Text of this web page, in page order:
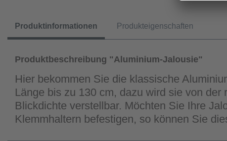
Produktinformationen Produkteigenschaften
Produktbeschreibung "Aluminium-Jalousie"
Hier bekommen Sie die klassische
Länge bis zu 130 cm, dazu wird sie von
Blickdichte verstellbar. Möchten Sie Ihre
Klemmhaltern befestigen, so können Sie